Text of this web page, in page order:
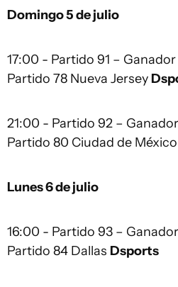
Domingo 5 de julio
17:00 - Partido 91 –
Partido 78 Nueva Jersey
21:00 - Partido 92 –
Partido 80 Ciudad de México
Lunes 6 de julio
16:00 - Partido 93 –
Partido 84 Dallas Dsports